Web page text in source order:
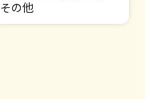
その他